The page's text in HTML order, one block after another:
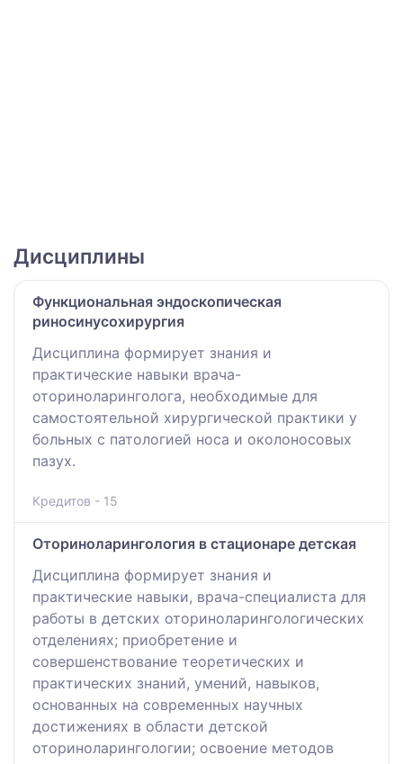
Дисциплины
Функциональная эндоскопическая
риносинусохирургия
Дисциплина формирует знания и
практические навыки врача-
оториноларинголога, необходимые для
самостоятельной хирургической практики у
больных с патологией носа и околоносовых
пазух.
Кредитов - 15
Оториноларингология в стационаре детская
Дисциплина формирует знания и
практические навыки, врача-специалиста для
работы в детских оториноларингологических
отделениях; приобретение и
совершенствование теоретических и
практических знаний, умений, навыков,
основанных на современных научных
достижениях в области детской
оториноларингологии; освоение методов